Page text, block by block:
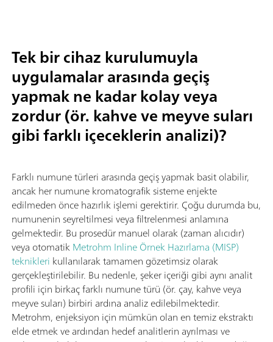
Tek bir cihaz kurulumuyla
uygulamalar arasında geçiş
yapmak ne kadar kolay veya
zordur (ör. kahve ve meyve suları
gibi farklı içeceklerin analizi)?
Farklı numune türleri arasında geçiş yapmak basit olabilir,
ancak her numune kromatografik sisteme enjekte
edilmeden önce hazırlık işlemi gerektirir. Çoğu durumda bu,
numunenin seyreltilmesi veya filtrelenmesi anlamına
gelmektedir. Bu prosedür manuel olarak (zaman alıcıdır)
veya otomatikMetrohm Inline Örnek Hazırlama (MISP)
teknikleri kullanılarak tamamen gözetimsiz olarak
gerçekleştirilebilir. Bu nedenle, şeker içeriği gibi aynı analit
profili için birkaç farklı numune türü (ör. çay, kahve veya
meyve suları) birbiri ardına analiz edilebilmektedir.
Metrohm, enjeksiyon için mümkün olan en temiz ekstraktı
elde etmek ve ardından hedef analitlerin ayrılması ve